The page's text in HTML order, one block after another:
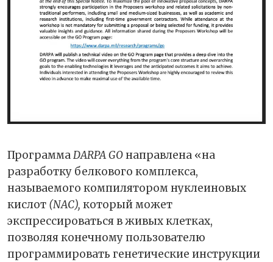
ПрограммаDARPA GOнаправлена «на
разработку белкового комплекса,
называемого компилятором нуклеиновых
кислот (NAC), который может
экспрессироваться в живых клетках,
позволяя конечному пользователю
программировать генетические инструкции